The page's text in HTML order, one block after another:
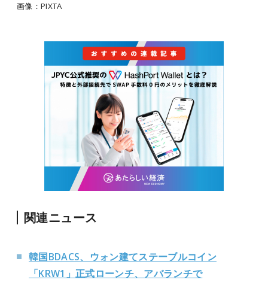
画像：PIXTA
関連ニュース
韓国BDACS、ウォン建てステーブルコイン
「KRW1」正式ローンチ、アバランチで